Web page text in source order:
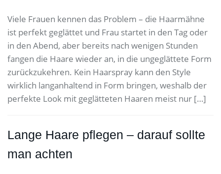
Viele Frauen kennen das Problem – die Haarmähne
ist perfekt geglättet und Frau startet in den Tag oder
in den Abend, aber bereits nach wenigen Stunden
fangen die Haare wieder an, in die ungeglättete Form
zurückzukehren. Kein Haarspray kann den Style
wirklich langanhaltend in Form bringen, weshalb der
perfekte Look mit geglätteten Haaren meist nur […]
Lange Haare pflegen – darauf sollte
man achten